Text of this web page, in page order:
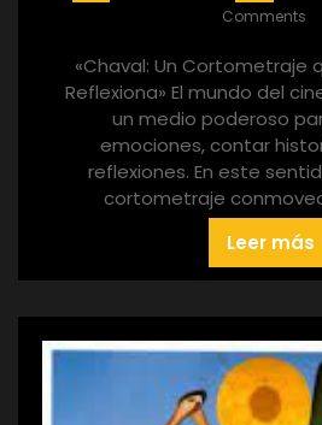
Comments
«Chaval: Un Cortometraje
Reflexiona» El mundo del
un medio poderoso
emociones, contar
reflexiones. En este
cortometraje
Leer más